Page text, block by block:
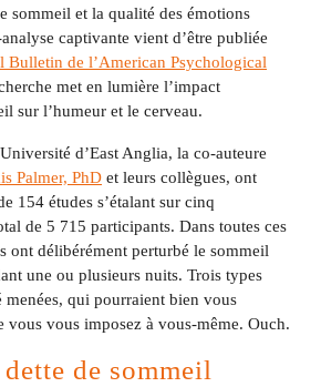
sommeil et la qualité des émotions
captivante vient d’être publiée
Bulletin de l’American Psychological
met en lumière l’impact
sur l’humeur et le cerveau.
d’East Anglia, la co-auteure
Palmer, PhD et leurs collègues, ont
154 études s’étalant sur cinq
de 5 715 participants. Dans toutes ces
ont délibérément perturbé le sommeil
une ou plusieurs nuits. Trois types
menées, qui pourraient bien vous
vous vous imposez à vous-même. Ouch.
de sommeil